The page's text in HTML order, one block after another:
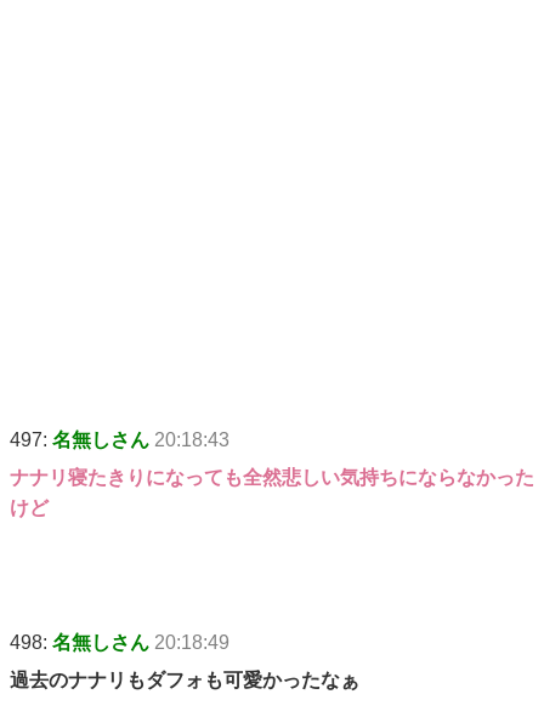
497: 名無しさん 20:18:43
ナナリ寝たきりになっても全然悲しい気持ちにならなかった
けど
498: 名無しさん 20:18:49
過去のナナリもダフォも可愛かったなぁ